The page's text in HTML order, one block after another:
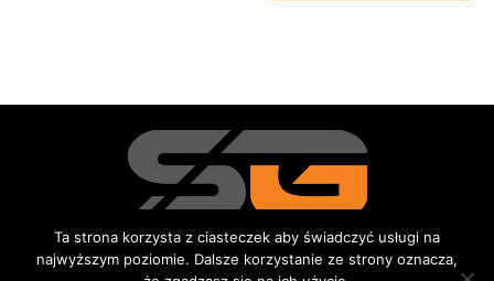
Redakcja Kontakt Reklama Do pobrania
Ta strona korzysta z ciasteczek aby świadczyć usługi na
najwyższym poziomie. Dalsze korzystanie ze strony oznacza,